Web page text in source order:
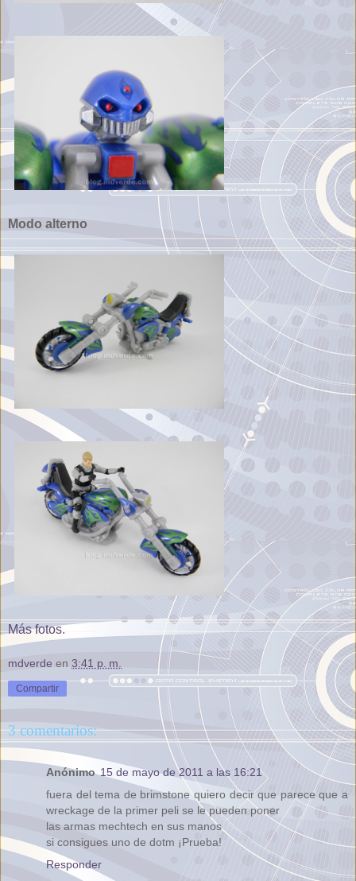
Modo alterno
Más fotos.
mdverde en 3:41 p. m.
Compartir
3 comentarios:
Anónimo 15 de mayo de 2011 a las 16:21
fuera del tema de brimstone quiero decir que parece que a
wreckage de la primer peli se le pueden poner
las armas mechtech en sus manos
si consigues uno de dotm ¡Prueba!
Responder